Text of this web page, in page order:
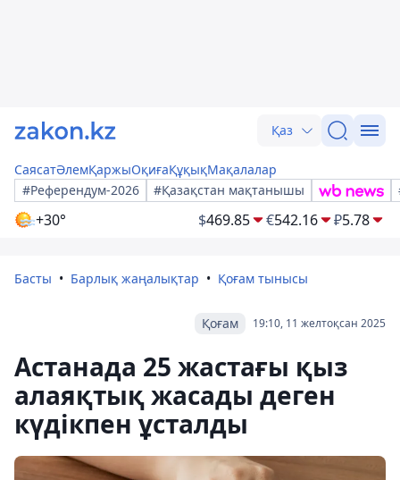
Қаз
СаясатӘлемҚаржыОқиғаҚұқықМақалалар
#Референдум-2026
#Қазақстан мақтанышы
+30° $469.85 €542.16 ₽5.78
Басты Барлық жаңалықтар Қоғам тынысы
19:10, 11 желтоқсан 2025
Қоғам
Астанада 25 жастағы қыз
алаяқтық жасады деген
күдікпен ұсталды